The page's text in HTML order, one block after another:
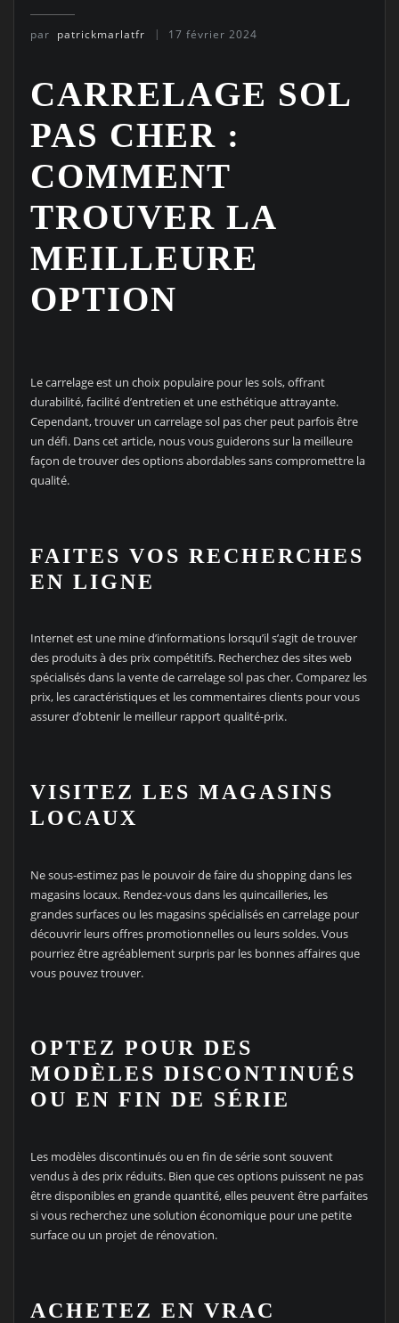
par patrickmarlatfr 17 février 2024
CARRELAGE SOL
PAS CHER :
COMMENT
TROUVER LA
MEILLEURE
OPTION
Le carrelage est un choix populaire pour les sols, offrant
durabilité, facilité d’entretien et une esthétique attrayante.
Cependant, trouver un carrelage sol pas cher peut parfois être
un défi. Dans cet article, nous vous guiderons sur la meilleure
façon de trouver des options abordables sans compromettre la
qualité.
FAITES VOS RECHERCHES
EN LIGNE
Internet est une mine d’informations lorsqu’il s’agit de trouver
des produits à des prix compétitifs. Recherchez des sites web
spécialisés dans la vente de carrelage sol pas cher. Comparez les
prix, les caractéristiques et les commentaires clients pour vous
assurer d’obtenir le meilleur rapport qualité-prix.
VISITEZ LES MAGASINS
LOCAUX
Ne sous-estimez pas le pouvoir de faire du shopping dans les
magasins locaux. Rendez-vous dans les quincailleries, les
grandes surfaces ou les magasins spécialisés en carrelage pour
découvrir leurs offres promotionnelles ou leurs soldes. Vous
pourriez être agréablement surpris par les bonnes affaires que
vous pouvez trouver.
OPTEZ POUR DES
MODÈLES DISCONTINUÉS
OU EN FIN DE SÉRIE
Les modèles discontinués ou en fin de série sont souvent
vendus à des prix réduits. Bien que ces options puissent ne pas
être disponibles en grande quantité, elles peuvent être parfaites
si vous recherchez une solution économique pour une petite
surface ou un projet de rénovation.
ACHETEZ EN VRAC